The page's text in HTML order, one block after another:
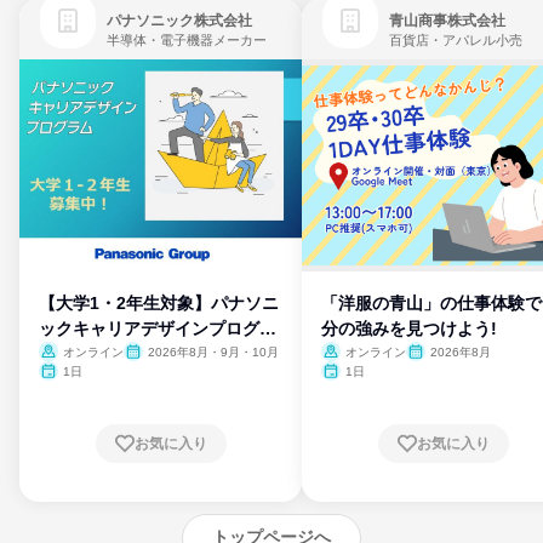
パナソニック株式会社
半導体・電子機器メーカー
【大学1・2年生対象】パナソニ
ックキャリアデザインプログラ
ム
オンライン
2026年8月・9月・10月
1日
お気に入り
青山商事株式会社
百貨店・アパレル小売
「洋服の青山」の仕事体験
分の強みを見つけよう!
オンライン
2026年8月
1日
お気に入り
トップページへ